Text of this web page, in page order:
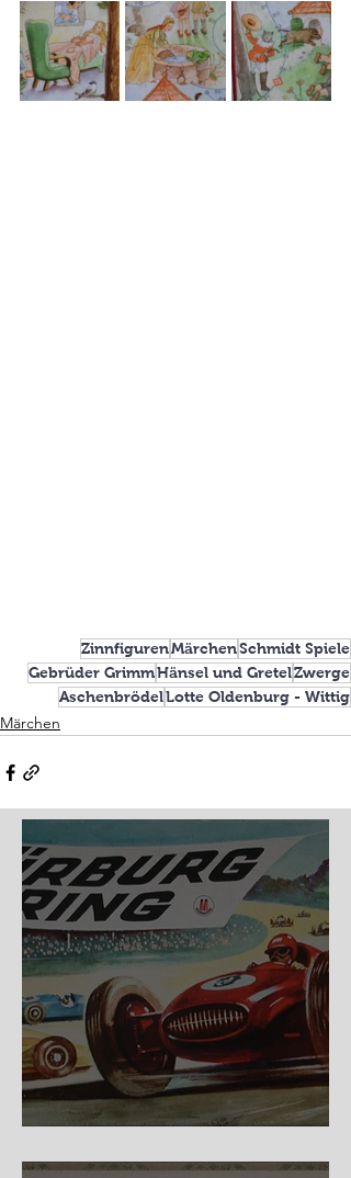
ZinnfigurenMärchenSchmidt Spiele
Gebrüder GrimmHänsel und GretelZwerge
AschenbrödelLotte Oldenburg - Wittig
Märchen